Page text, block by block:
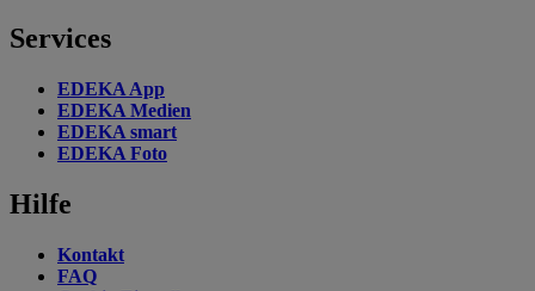
Services
EDEKA App
EDEKA Medien
EDEKA smart
EDEKA Foto
Hilfe
Kontakt
FAQ